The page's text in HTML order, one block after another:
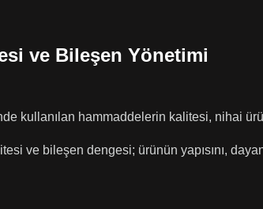
ve Bileşen Yönetimi
kullanılan hammaddelerin kalitesi, nihai
ve bileşen dengesi; ürünün yapısını,